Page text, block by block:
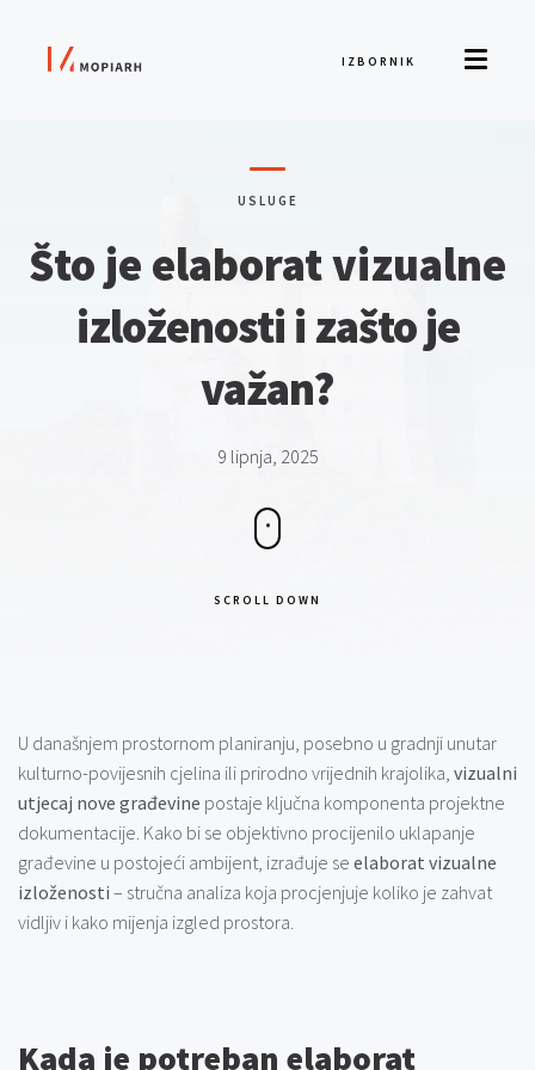
IZBORNIK
USLUGE
Što je elaborat vizualne
izloženosti i zašto je
važan?
9 lipnja, 2025
SCROLL DOWN
U današnjem prostornom planiranju, posebno u gradnji unutar
kulturno-povijesnih cjelina ili prirodno vrijednih krajolika, vizualni
utjecaj nove građevine postaje ključna komponenta projektne
dokumentacije. Kako bi se objektivno procijenilo uklapanje
građevine u postojeći ambijent, izrađuje se elaborat vizualne
izloženosti – stručna analiza koja procjenjuje koliko je zahvat
vidljiv i kako mijenja izgled prostora.
Kada je potreban elaborat